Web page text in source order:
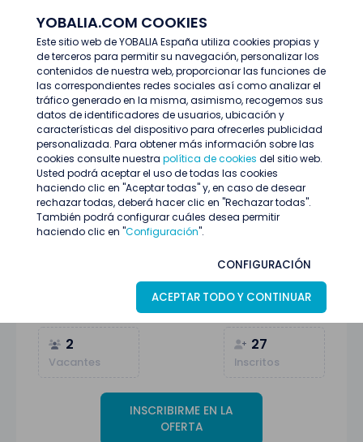
YOBALIA.COM COOKIES
Este sitio web de YOBALIA España utiliza cookies propias y
de terceros para permitir su navegación, personalizar los
contenidos de nuestra web, proporcionar las funciones de
las correspondientes redes sociales así como analizar el
tráfico generado en la misma, asimismo, recogemos sus
datos de identificadores de usuarios, ubicación y
características del dispositivo para ofrecerles publicidad
personalizada. Para obtener más información sobre las
cookies consulte nuestra política de cookies del sitio web.
Usted podrá aceptar el uso de todas las cookies
haciendo clic en "Aceptar todas" y, en caso de desear
rechazar todas, deberá hacer clic en "Rechazar todas".
También podrá configurar cuáles desea permitir
haciendo clic en "Configuración".
CONFIGURACIÓN
ACEPTAR TODO Y CONTINUAR
Últimas ofertas
AZAFATO/A EVENTO TARDE MOJÁCAR 23 DE JUNIO
AZAFATO/A EVENTO TARDE MOJÁCAR 23
16Junio Azafatas/os
2
Vacantes
27
Inscritos
INSCRIBIRME EN LA
OFERTA